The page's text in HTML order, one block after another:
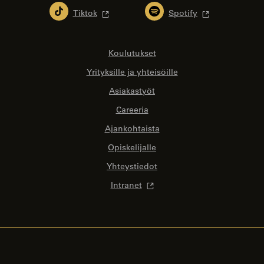
Tiktok Spotify
Koulutukset
Yrityksille ja yhteisöille
Asiakastyöt
Careeria
Ajankohtaista
Opiskelijalle
Yhteystiedot
Intranet